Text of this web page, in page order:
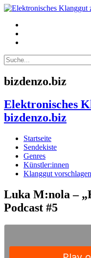
bizdenzo.biz
Elektronisches
bizdenzo.biz
Startseite
Sendekiste
Genres
Künstler:innen
Klanggut vorschlagen
Luka M:nola –
Podcast #5